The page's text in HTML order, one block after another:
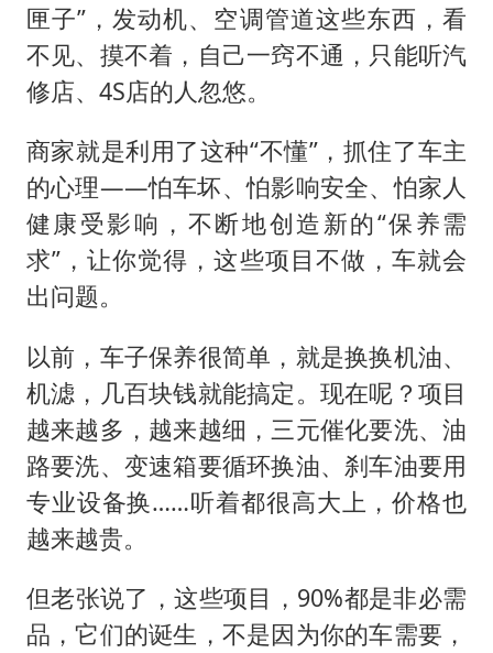
匣子”，发动机、空调管道这些东西，看
不见、摸不着，自己一窍不通，只能听汽
修店、4S店的人忽悠。
商家就是利用了这种“不懂”，抓住了车主
的心理——怕车坏、怕影响安全、怕家人
健康受影响，不断地创造新的“保养需
求”，让你觉得，这些项目不做，车就会
出问题。
以前，车子保养很简单，就是换换机油、
机滤，几百块钱就能搞定。现在呢？项目
越来越多，越来越细，三元催化要洗、油
路要洗、变速箱要循环换油、刹车油要用
专业设备换……听着都很高大上，价格也
越来越贵。
但老张说了，这些项目，90%都是非必需
品，它们的诞生，不是因为你的车需要，